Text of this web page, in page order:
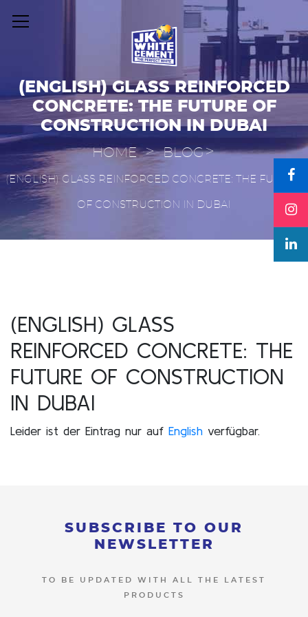
(ENGLISH) GLASS REINFORCED
CONCRETE: THE FUTURE OF
CONSTRUCTION IN DUBAI
HOME > BLOG>
(ENGLISH) GLASS REINFORCED CONCRETE: THE FUTURE
OF CONSTRUCTION IN DUBAI
(ENGLISH) GLASS
REINFORCED CONCRETE: THE
FUTURE OF CONSTRUCTION
IN DUBAI
Leider ist der Eintrag nur auf English verfügbar.
SUBSCRIBE TO OUR
NEWSLETTER
TO BE UPDATED WITH ALL THE LATEST
PRODUCTS